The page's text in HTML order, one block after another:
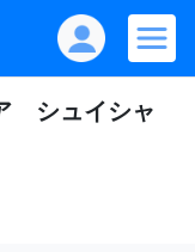
シュイシャ